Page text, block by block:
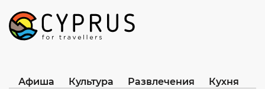
Афиша Культура Развлечения Кухня